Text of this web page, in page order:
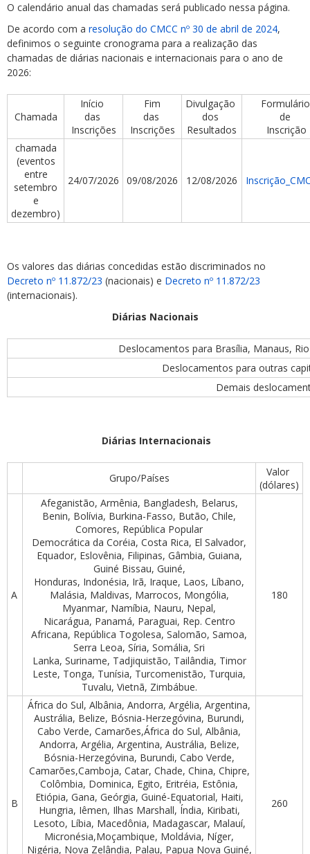
O calendário anual das chamadas será publicado nessa página.
De acordo com a resolução do CMCC nº 30 de abril de 2024,
definimos o seguinte cronograma para a realização das
chamadas de diárias nacionais e internacionais para o ano de
2026:
Chamada
Início
das
Inscrições
Fim
das
Inscrições
Divulgação
dos
Resultados
de
Inscrição
chamada
(eventos
entre
setembro
e
dezembro)
24/07/2026 09/08/2026 12/08/2026
Os valores das diárias concedidas estão discriminados no
Decreto nº 11.872/23 (nacionais) e Decreto nº 11.872/23
(internacionais).
Diárias Nacionais
Deslocamentos para Brasília, Manaus,
Deslocamentos para outras
Demais
Diárias Internacionais
Grupo/Países
Valor
(dólares)
A
Afeganistão, Armênia, Bangladesh, Belarus,
Benin, Bolívia, Burkina-Fasso, Butão, Chile,
Comores, República Popular
Democrática da Coréia, Costa Rica, El Salvador,
Equador, Eslovênia, Filipinas, Gâmbia, Guiana,
Guiné Bissau, Guiné,
Honduras, Indonésia, Irã, Iraque, Laos, Líbano,
Malásia, Maldivas, Marrocos, Mongólia,
Myanmar, Namíbia, Nauru, Nepal,
Nicarágua, Panamá, Paraguai, Rep. Centro
Africana, República Togolesa, Salomão, Samoa,
Serra Leoa, Síria, Somália, Sri
Lanka, Suriname, Tadjiquistão, Tailândia, Timor
Leste, Tonga, Tunísia, Turcomenistão, Turquia,
Tuvalu, Vietnã, Zimbábue.
180
B
África do Sul, Albânia, Andorra, Argélia, Argentina,
Austrália, Belize, Bósnia-Herzegóvina, Burundi,
Cabo Verde, Camarões,África do Sul, Albânia,
Andorra, Argélia, Argentina, Austrália, Belize,
Bósnia-Herzegóvina, Burundi, Cabo Verde,
Camarões,Camboja, Catar, Chade, China, Chipre,
Colômbia, Dominica, Egito, Eritréia, Estônia,
Etiópia, Gana, Geórgia, Guiné-Equatorial, Haiti,
Hungria, Iêmen, Ilhas Marshall, Índia, Kiribati,
Lesoto, Líbia, Macedônia, Madagascar, Malauí,
Micronésia,Moçambique, Moldávia, Níger,
Nigéria, Nova Zelândia, Palau, Papua Nova Guiné,
260